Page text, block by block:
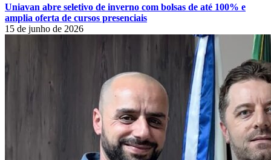
Uniavan abre seletivo de inverno com bolsas de até 100% e
amplia oferta de cursos presenciais
15 de junho de 2026